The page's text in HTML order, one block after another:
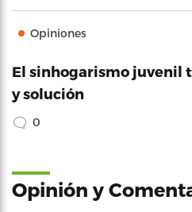
Opiniones
El sinhogarismo juvenil
y solución
0
Opinión y